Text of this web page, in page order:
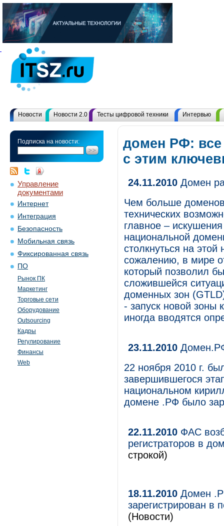
Новости Новости 2.0 Тесты цифровой техники Интервью
Подписка на новости:
Управление
документами
Интернет
Интеграция
Безопасность
Мобильная связь
Фиксированная связь
ПО
Рынок ПК
Маркетинг
Торговые сети
Оборудование
Outsourcing
Кадры
Регулирование
Финансы
Web
домен РФ:
с этим
24.11.2010 Домен
Чем больше доменов
технических
главное –
национальной
столкнуться на
сожалению, в мире
который позволил
сложившейся
доменных зон
- запуск новой зоны
иногда вводятся
23.11.2010
22 ноября 2010 г.
завершившегося
национальном
домене .РФ было
22.11.2010 ФАС
регистраторов в
строкой)
18.11.2010 Домен
зарегистрирован в
(Новости)